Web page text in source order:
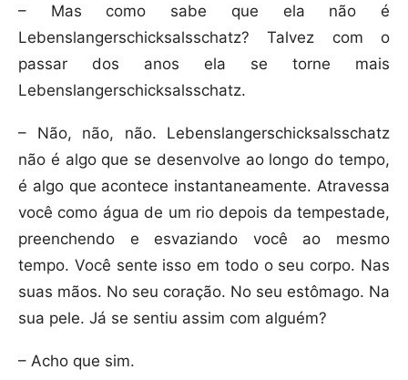
– Mas como sabe que ela não é
Lebenslangerschicksalsschatz? Talvez com o
passar dos anos ela se torne mais
Lebenslangerschicksalsschatz.
– Não, não, não. Lebenslangerschicksalsschatz
não é algo que se desenvolve ao longo do tempo,
é algo que acontece instantaneamente. Atravessa
você como água de um rio depois da tempestade,
preenchendo e esvaziando você ao mesmo
tempo. Você sente isso em todo o seu corpo. Nas
suas mãos. No seu coração. No seu estômago. Na
sua pele. Já se sentiu assim com alguém?
– Acho que sim.